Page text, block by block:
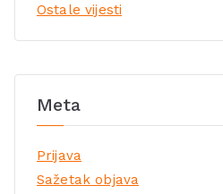
Ostale vijesti
Meta
Prijava
Sažetak objava